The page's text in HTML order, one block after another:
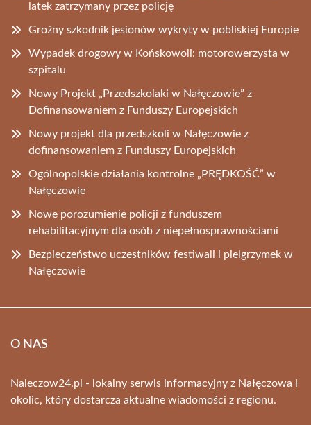
latek zatrzymany przez policję
Groźny szkodnik jesionów wykryty w pobliskiej Europie
Wypadek drogowy w Końskowoli: motorowerzysta w
szpitalu
Nowy Projekt „Przedszkolaki w Nałęczowie” z
Dofinansowaniem z Funduszy Europejskich
Nowy projekt dla przedszkoli w Nałęczowie z
dofinansowaniem z Funduszy Europejskich
Ogólnopolskie działania kontrolne „PRĘDKOŚĆ” w
Nałęczowie
Nowe porozumienie policji z funduszem
rehabilitacyjnym dla osób z niepełnosprawnościami
Bezpieczeństwo uczestników festiwali i pielgrzymek w
Nałęczowie
O NAS
Naleczow24.pl - lokalny serwis informacyjny z Nałęczowa i
okolic, który dostarcza aktualne wiadomości z regionu.